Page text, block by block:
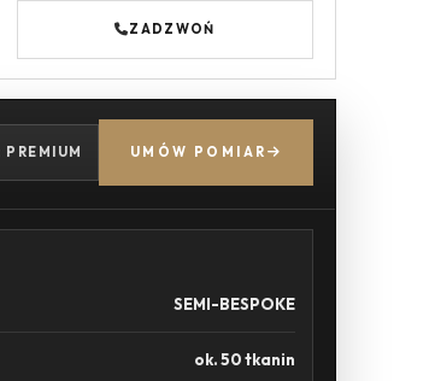
ZADZWOŃ
UMÓW POMIAR
SEMI-BESPOKE
ok. 50 tkanin